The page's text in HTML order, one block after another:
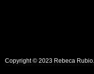
Copyright © 2023 Rebeca